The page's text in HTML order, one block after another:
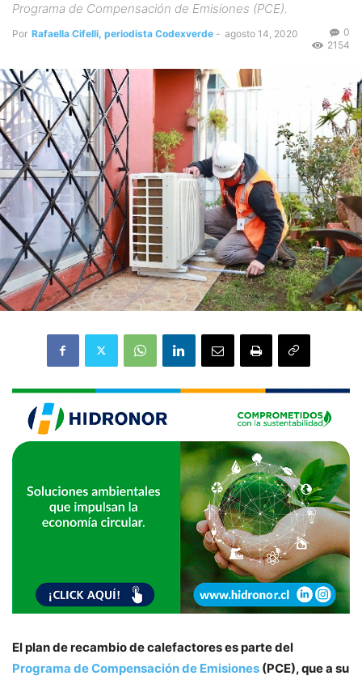
Programa de Compensación de Emisiones (PCE).
Por Rafaella Cifelli, periodista Codexverde - agosto 14, 2020
0
2154
El plan de recambio de calefactores es parte del
Programa de Compensación de Emisiones (PCE), que a su